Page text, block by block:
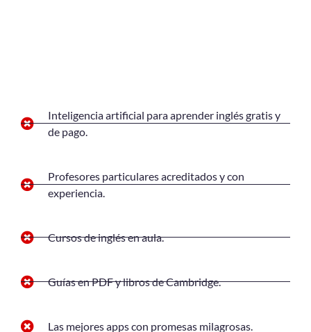
Inteligencia artificial para aprender inglés gratis y
de pago.
Profesores particulares acreditados y con
experiencia.
Cursos de inglés en aula.
Guías en PDF y libros de Cambridge.
Las mejores apps con promesas milagrosas.